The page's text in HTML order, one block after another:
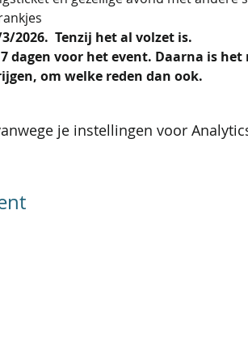
2026.  Tenzij het al volzet is.
dagen voor het event. Daarna is
om welke reden dan ook.
je instellingen voor